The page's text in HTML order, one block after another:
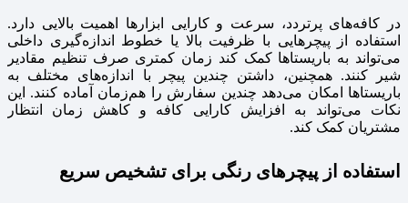
در کافه‌های پرتردد، سرعت و کارایی ابزارها اهمیت بالایی دارد.
استفاده از پیچرهایی با ظرفیت بالا یا خطوط اندازه‌گیری داخلی
می‌تواند به باریستاها کمک کند زمان کمتری صرف تنظیم مقادیر
شیر کنند. همچنین، داشتن چندین پیچر با اندازه‌های مختلف به
باریستاها امکان می‌دهد چندین سفارش را هم‌زمان آماده کنند. این
نکات می‌تواند به افزایش کارایی کافه و کاهش زمان انتظار
مشتریان کمک کند.
استفاده از پیچرهای رنگی برای تشخیص سریع